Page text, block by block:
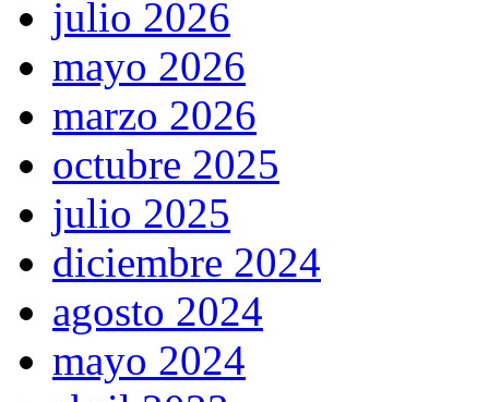
julio 2026
mayo 2026
marzo 2026
octubre 2025
julio 2025
diciembre 2024
agosto 2024
mayo 2024